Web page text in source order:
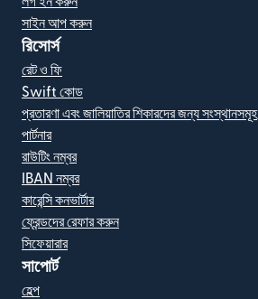
সাইন আপ করুন
রিসোর্স
রেট ও ফি
Swift কোড
প্রতারণা এবং জালিয়াতির শিকারদের জন্য সংস্থানসমূহ
পার্টনার
রাউটিং নম্বর
IBAN নম্বর
কারেন্সি কনভার্টার
ফ্রেন্ডদের রেফার করুন
সিফেয়ারার
সাপোর্ট
হেল্প